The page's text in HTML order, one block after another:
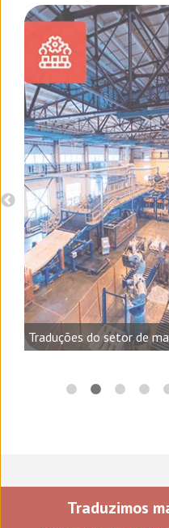
Traduções do setor de
Traduzimos